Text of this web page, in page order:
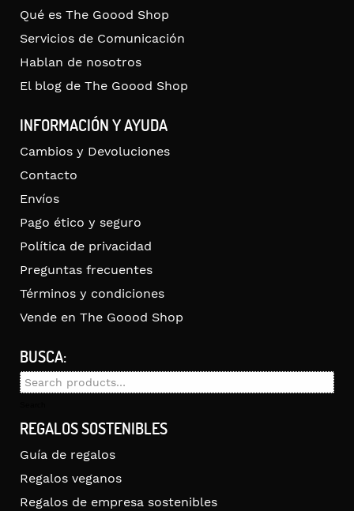
Qué es The Goood Shop
Servicios de Comunicación
Hablan de nosotros
El blog de The Goood Shop
INFORMACIÓN Y AYUDA
Cambios y Devoluciones
Contacto
Envíos
Pago ético y seguro
Política de privacidad
Preguntas frecuentes
Términos y condiciones
Vende en The Goood Shop
BUSCA:
Search
REGALOS SOSTENIBLES
Guía de regalos
Regalos veganos
Regalos de empresa sostenibles